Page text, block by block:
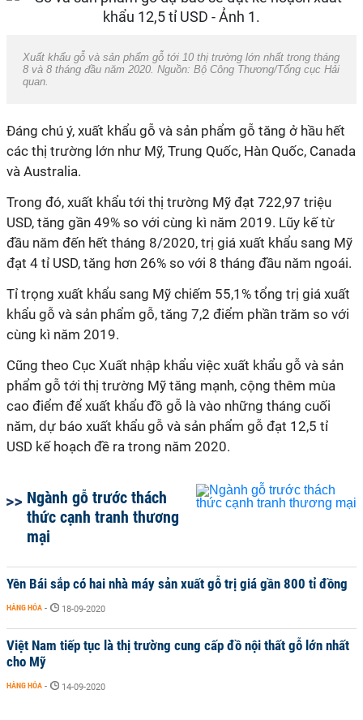
Xuất khẩu gỗ và sản phẩm gỗ tới 10 thị trường lớn nhất trong tháng
8 và 8 tháng đầu năm 2020. Nguồn: Bộ Công Thương/Tổng cục Hải
quan.
Đáng chú ý, xuất khẩu gỗ và sản phẩm gỗ tăng ở hầu hết
các thị trường lớn như Mỹ, Trung Quốc, Hàn Quốc, Canada
và Australia.
Trong đó, xuất khẩu tới thị trường Mỹ đạt 722,97 triệu
USD, tăng gần 49% so với cùng kì năm 2019. Lũy kế từ
đầu năm đến hết tháng 8/2020, trị giá xuất khẩu sang Mỹ
đạt 4 tỉ USD, tăng hơn 26% so với 8 tháng đầu năm ngoái.
Tỉ trọng xuất khẩu sang Mỹ chiếm 55,1% tổng trị giá xuất
khẩu gỗ và sản phẩm gỗ, tăng 7,2 điểm phần trăm so với
cùng kì năm 2019.
Cũng theo Cục Xuất nhập khẩu việc xuất khẩu gỗ và sản
phẩm gỗ tới thị trường Mỹ tăng mạnh, cộng thêm mùa
cao điểm để xuất khẩu đồ gỗ là vào những tháng cuối
năm, dự báo xuất khẩu gỗ và sản phẩm gỗ đạt 12,5 tỉ
USD kế hoạch đề ra trong năm 2020.
Ngành gỗ trước thách
thức cạnh tranh thương
mại
Yên Bái sắp có hai nhà máy sản xuất gỗ trị giá gần 800 tỉ đồng
HÀNG HÓA - 18-09-2020
Việt Nam tiếp tục là thị trường cung cấp đồ nội thất gỗ lớn nhất
cho Mỹ
HÀNG HÓA - 14-09-2020